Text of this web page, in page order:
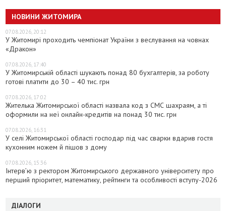
НОВИНИ ЖИТОМИРА
07.08.2026, 20:12
У Житомирі проходить чемпіонат України з веслування на човнах
«Дракон»
07.08.2026, 17:40
У Житомирській області шукають понад 80 бухгалтерів, за роботу
готові платити до 30 – 40 тис. грн
07.08.2026, 17:02
Жителька Житомирської області назвала код з СМС шахраям, а ті
оформили на неї онлайн-кредитів на понад 30 тис. грн
07.08.2026, 16:31
У селі Житомирської області господар під час сварки вдарив гостя
кухонним ножем й пішов з дому
07.08.2026, 15:36
Інтерв’ю з ректором Житомирського державного університету про
перший пріоритет, математику, рейтинги та особливості вступу-2026
ДІАЛОГИ